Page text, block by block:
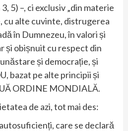
3, 5) –, ci exclusiv „din materie
cu alte cuvinte, distrugerea
în Dumnezeu, în valori și
și obișnuit cu respect din
și democrație, și
bazat pe alte principii și
ORDINE MONDIALĂ.
de azi, tot mai des:
autosuficienți, care se declară